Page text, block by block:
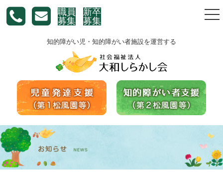
職員
募集
新卒
募集
知的障がい児・知的障がい者施設を運営する